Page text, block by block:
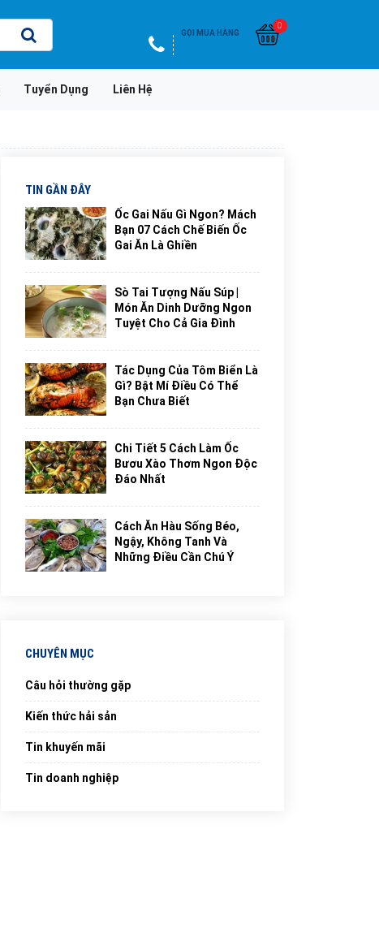
GỌI MUA HÀNG
0
Tuyển Dụng Liên Hệ
TIN GẦN ĐÂY
Ốc Gai Nấu Gì Ngon? Mách
Bạn 07 Cách Chế Biến Ốc
Gai Ăn Là Ghiền
Sò Tai Tượng Nấu Súp |
Món Ăn Dinh Dưỡng Ngon
Tuyệt Cho Cả Gia Đình
Tác Dụng Của Tôm Biển Là
Gì? Bật Mí Điều Có Thể
Bạn Chưa Biết
Chi Tiết 5 Cách Làm Ốc
Bươu Xào Thơm Ngon Độc
Đáo Nhất
Cách Ăn Hàu Sống Béo,
Ngậy, Không Tanh Và
Những Điều Cần Chú Ý
CHUYÊN MỤC
Câu hỏi thường gặp
Kiến thức hải sản
Tin khuyến mãi
Tin doanh nghiệp